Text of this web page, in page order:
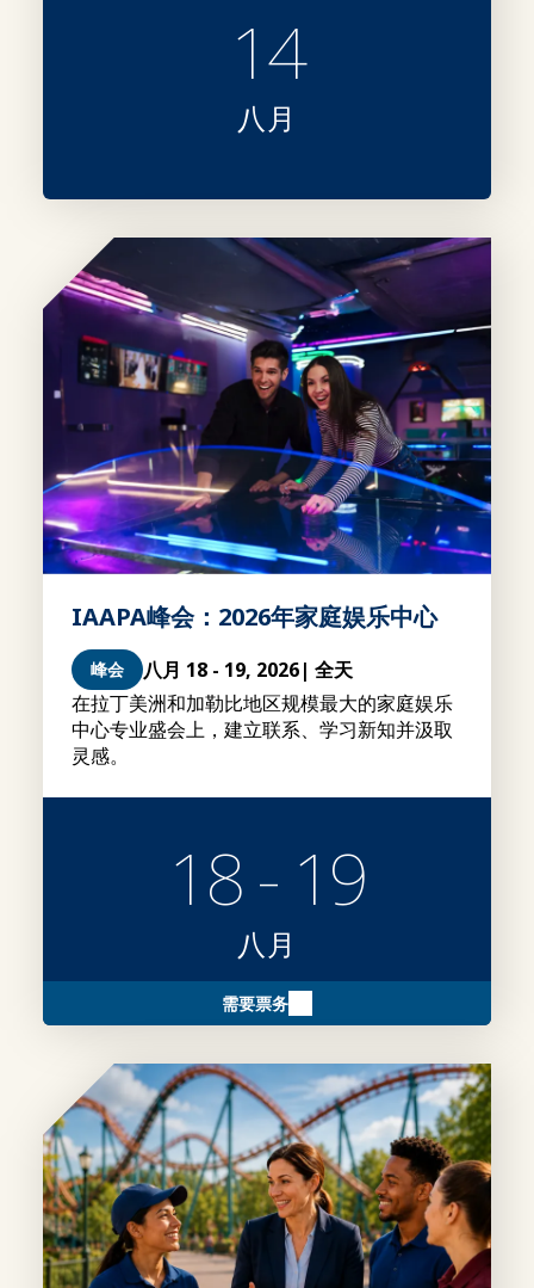
14
八月
IAAPA峰会：2026年家庭娱乐中心
峰会 八月 18 - 19, 2026| 全天
在拉丁美洲和加勒比地区规模最大的家庭娱乐
中心专业盛会上，建立联系、学习新知并汲取
灵感。
18 - 19
八月
需要票务